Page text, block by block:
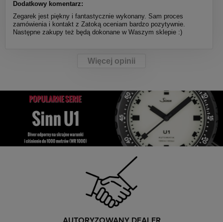
Dodatkowy komentarz:
Zegarek jest piękny i fantastycznie wykonany. Sam proces
zamówienia i kontakt z Zatoką oceniam bardzo pozytywnie.
Następne zakupy też będą dokonane w Waszym sklepie :)
Więcej opinii